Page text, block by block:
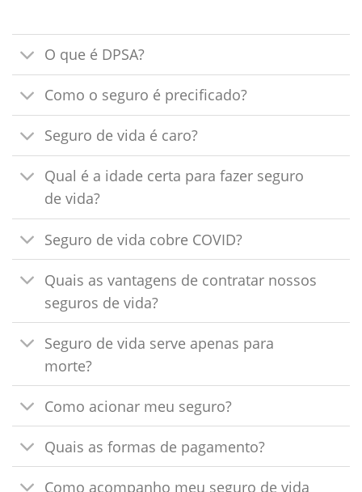
O que é DPSA?
Como o seguro é precificado?
Seguro de vida é caro?
Qual é a idade certa para fazer seguro
de vida?
Seguro de vida cobre COVID?
Quais as vantagens de contratar nossos
seguros de vida?
Seguro de vida serve apenas para
morte?
Como acionar meu seguro?
Quais as formas de pagamento?
Como acompanho meu seguro de vida